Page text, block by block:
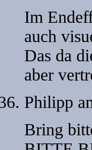
Im
auch
Das da
aber
Philipp
Bring